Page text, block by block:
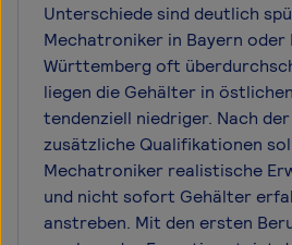
Unterschiede sind deutlich
Mechatroniker in Bayern oder
Württemberg oft
liegen die Gehälter in
tendenziell niedriger. Nach
zusätzliche Qualifikationen
Mechatroniker realistische
und nicht sofort Gehälter
anstreben. Mit den ersten